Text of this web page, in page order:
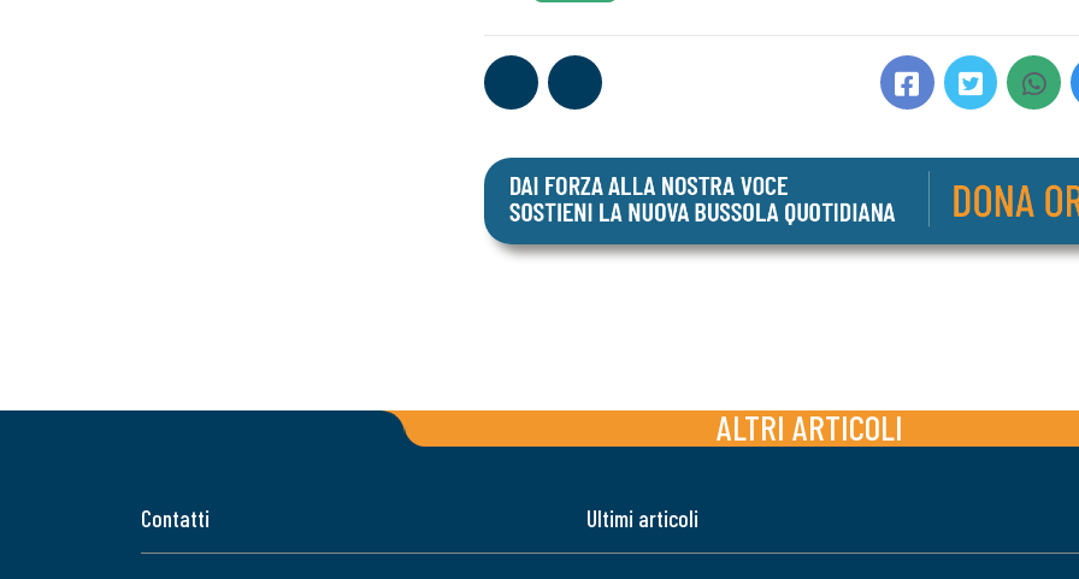
ALTRI ARTICOLI
Contatti Ultimi articoli